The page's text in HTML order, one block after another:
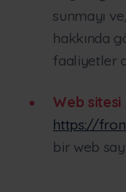
sunmayı
hakkında
faaliyetler
Web sitesi
https://
bir web